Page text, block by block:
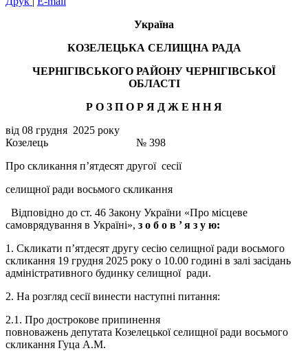
Україна
КОЗЕЛЕЦЬКА СЕЛИЩНА РАДА
ЧЕРНІГІВСЬКОГО РАЙОНУ ЧЕРНІГІВСЬКОЇ
ОБЛАСТІ
Р О З П О Р Я Д Ж Е ННЯ
від 08 грудня 2025 року
Козелець № 398
Про скликання п’ятдесят другої сесії
селищної ради восьмого скликання
Відповідно до ст. 46 Закону України «Про місцеве
самоврядування в Україні», з о б о в ’я з у ю:
1. Скликати п’ятдесят другу сесію селищної ради восьмого
скликання 19 грудня 2025 року о 10.00 годині в залі засідань
адміністративного будинку селищної ради.
2. На розгляд сесії винести наступні питання:
2.1. Про дострокове припинення
повноважень депутата Козелецької селищної ради восьмого
скликання Гуца А.М.